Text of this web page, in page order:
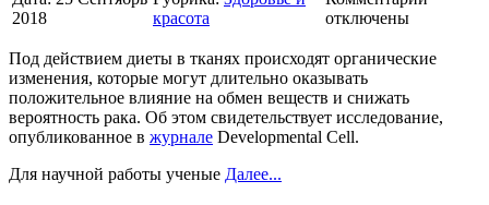
2018
красота
отключены
Под действием диеты в тканях происходят органические
изменения, которые могут длительно оказывать
положительное влияние на обмен веществ и снижать
вероятность рака. Об этом свидетельствует исследование,
опубликованное в журнале Developmental Cell.
Для научной работы ученые Далее...